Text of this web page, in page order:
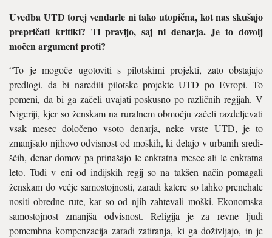
Uvedba UTD torej vendarle ni tako utopična, kot nas skušajo
prepričati kritiki? Ti pravijo, saj ni denarja. Je to dovolj
močen ar­gument proti?
“To je mogoče ugotoviti s pilotski­mi projekti, zato obstajajo
predlo­gi, da bi naredili pilotske projekte UTD po Evropi. To
pomeni, da bi ga začeli uvajati poskusno po različ­nih regijah. V
Nigeriji, kjer so žen­skam na ruralnem območju začeli razdeljevati
vsak mesec določeno vsoto denarja, neke vrste UTD, je to
zmanjšalo njihovo odvisnost od moških, ki delajo v urbanih sredi­
ščih, denar domov pa prinašajo le enkratna mesec ali le enkratna
leto. Tudi v eni od indijskih regij so na takšen način pomagali
ženskam do večje samostojnosti, zaradi katere so lahko prenehale
nositi obredne rute, kar so od njih zahte­vali moški. Ekonomska
samostoj­nost zmanjša odvisnost. Religija je za revne ljudi
pomembna kompen­zacija zaradi zatiranja, ki ga doži­vljajo, in je